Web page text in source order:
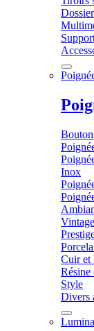
Inox
Vintage
Cuir et
Résine
Style
Divers